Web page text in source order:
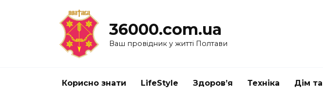
36000.com.ua
Ваш провідник у житті Полтави
Корисно знати LifeStyle Здоров’я Техніка Дім